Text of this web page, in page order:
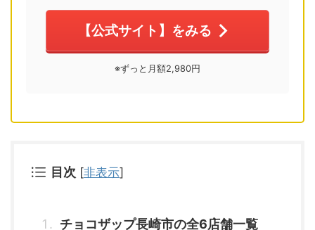
【公式サイト】をみる
※ずっと月額2,980円
目次 [非表示]
チョコザップ長崎市の全6店舗一覧